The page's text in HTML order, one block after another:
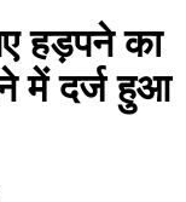
हड़पने का
में दर्ज हुआ